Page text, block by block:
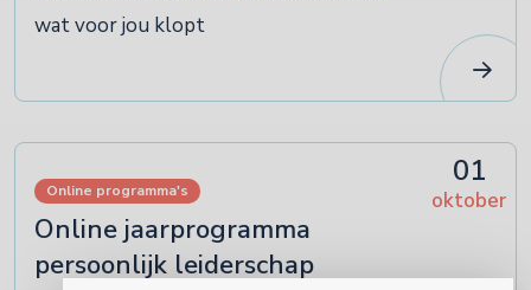
wat voor jou klopt
Online programma's
Online jaarprogramma
persoonlijk leiderschap
01
oktober